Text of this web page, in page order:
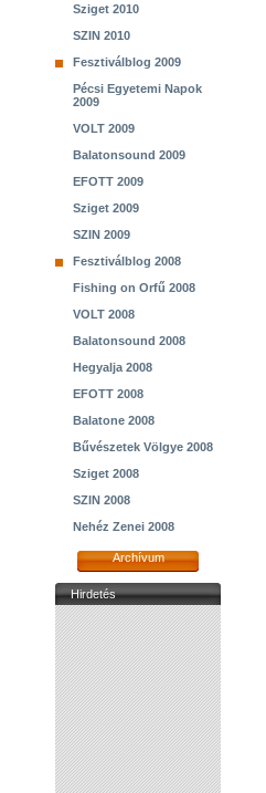
Sziget 2010
SZIN 2010
Fesztiválblog 2009
Pécsi Egyetemi Napok
2009
VOLT 2009
Balatonsound 2009
EFOTT 2009
Sziget 2009
SZIN 2009
Fesztiválblog 2008
Fishing on Orfű 2008
VOLT 2008
Balatonsound 2008
Hegyalja 2008
EFOTT 2008
Balatone 2008
Bűvészetek Völgye 2008
Sziget 2008
SZIN 2008
Nehéz Zenei 2008
Archívum
Hirdetés